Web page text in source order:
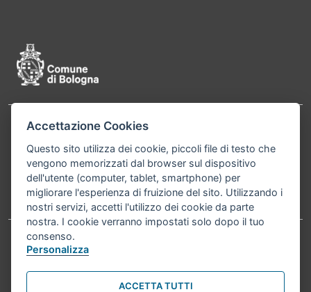
Contatti
Bologna P.Iva 01232710374 Cod. IBAN: IT 88 R
02008 02435 000020067156
Telefono:051203040
Accessibilità Carta dei valori
Informativa sul trattamento dei dati personali Note legali
Accettazione Cookies
Questo sito utilizza dei cookie, piccoli file di testo che
vengono memorizzati dal browser sul dispositivo
dell'utente (computer, tablet, smartphone) per
migliorare l'esperienza di fruizione del sito. Utilizzando i
nostri servizi, accetti l'utilizzo dei cookie da parte
nostra. I cookie verranno impostati solo dopo il tuo
consenso.
Personalizza
ACCETTA TUTTI